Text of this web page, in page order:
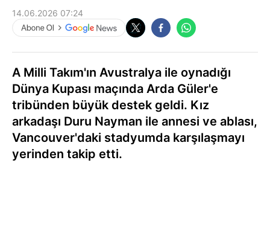
14.06.2026 07:24
A Milli Takım'ın Avustralya ile oynadığı
Dünya Kupası maçında Arda Güler'e
tribünden büyük destek geldi. Kız
arkadaşı Duru Nayman ile annesi ve ablası,
Vancouver'daki stadyumda karşılaşmayı
yerinden takip etti.